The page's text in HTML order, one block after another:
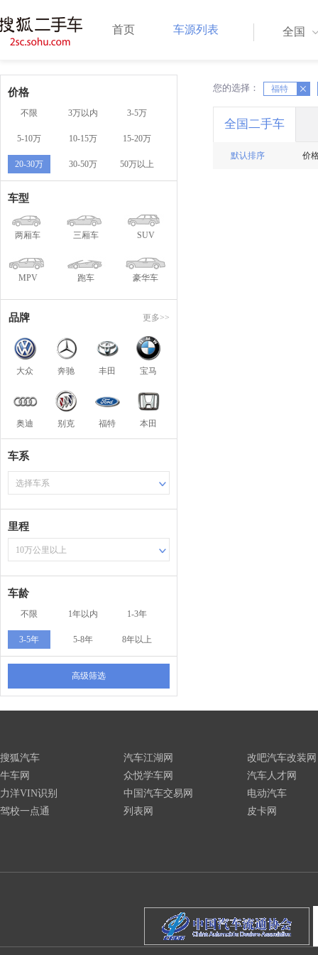
首页 车源列表 全国
价格
不限 3万以内 3-5万
5-10万 10-15万 15-20万
20-30万 30-50万 50万以上
车型
两厢车 三厢车 SUV
MPV 跑车 豪华车
品牌 更多>>
大众 奔驰 丰田 宝马
奥迪 别克 福特 本田
车系
选择车系
里程
10万公里以上
车龄
不限 1年以内 1-3年
3-5年 5-8年 8年以上
高级筛选
您的选择： 福特
X X
全国二手车
默认排序 价
搜狐汽车
牛车网
力洋VIN识别
驾校一点通
汽车江湖网
众悦学车网
中国汽车交易网
列表网
改吧汽车改装网
汽车人才网
电动汽车
皮卡网